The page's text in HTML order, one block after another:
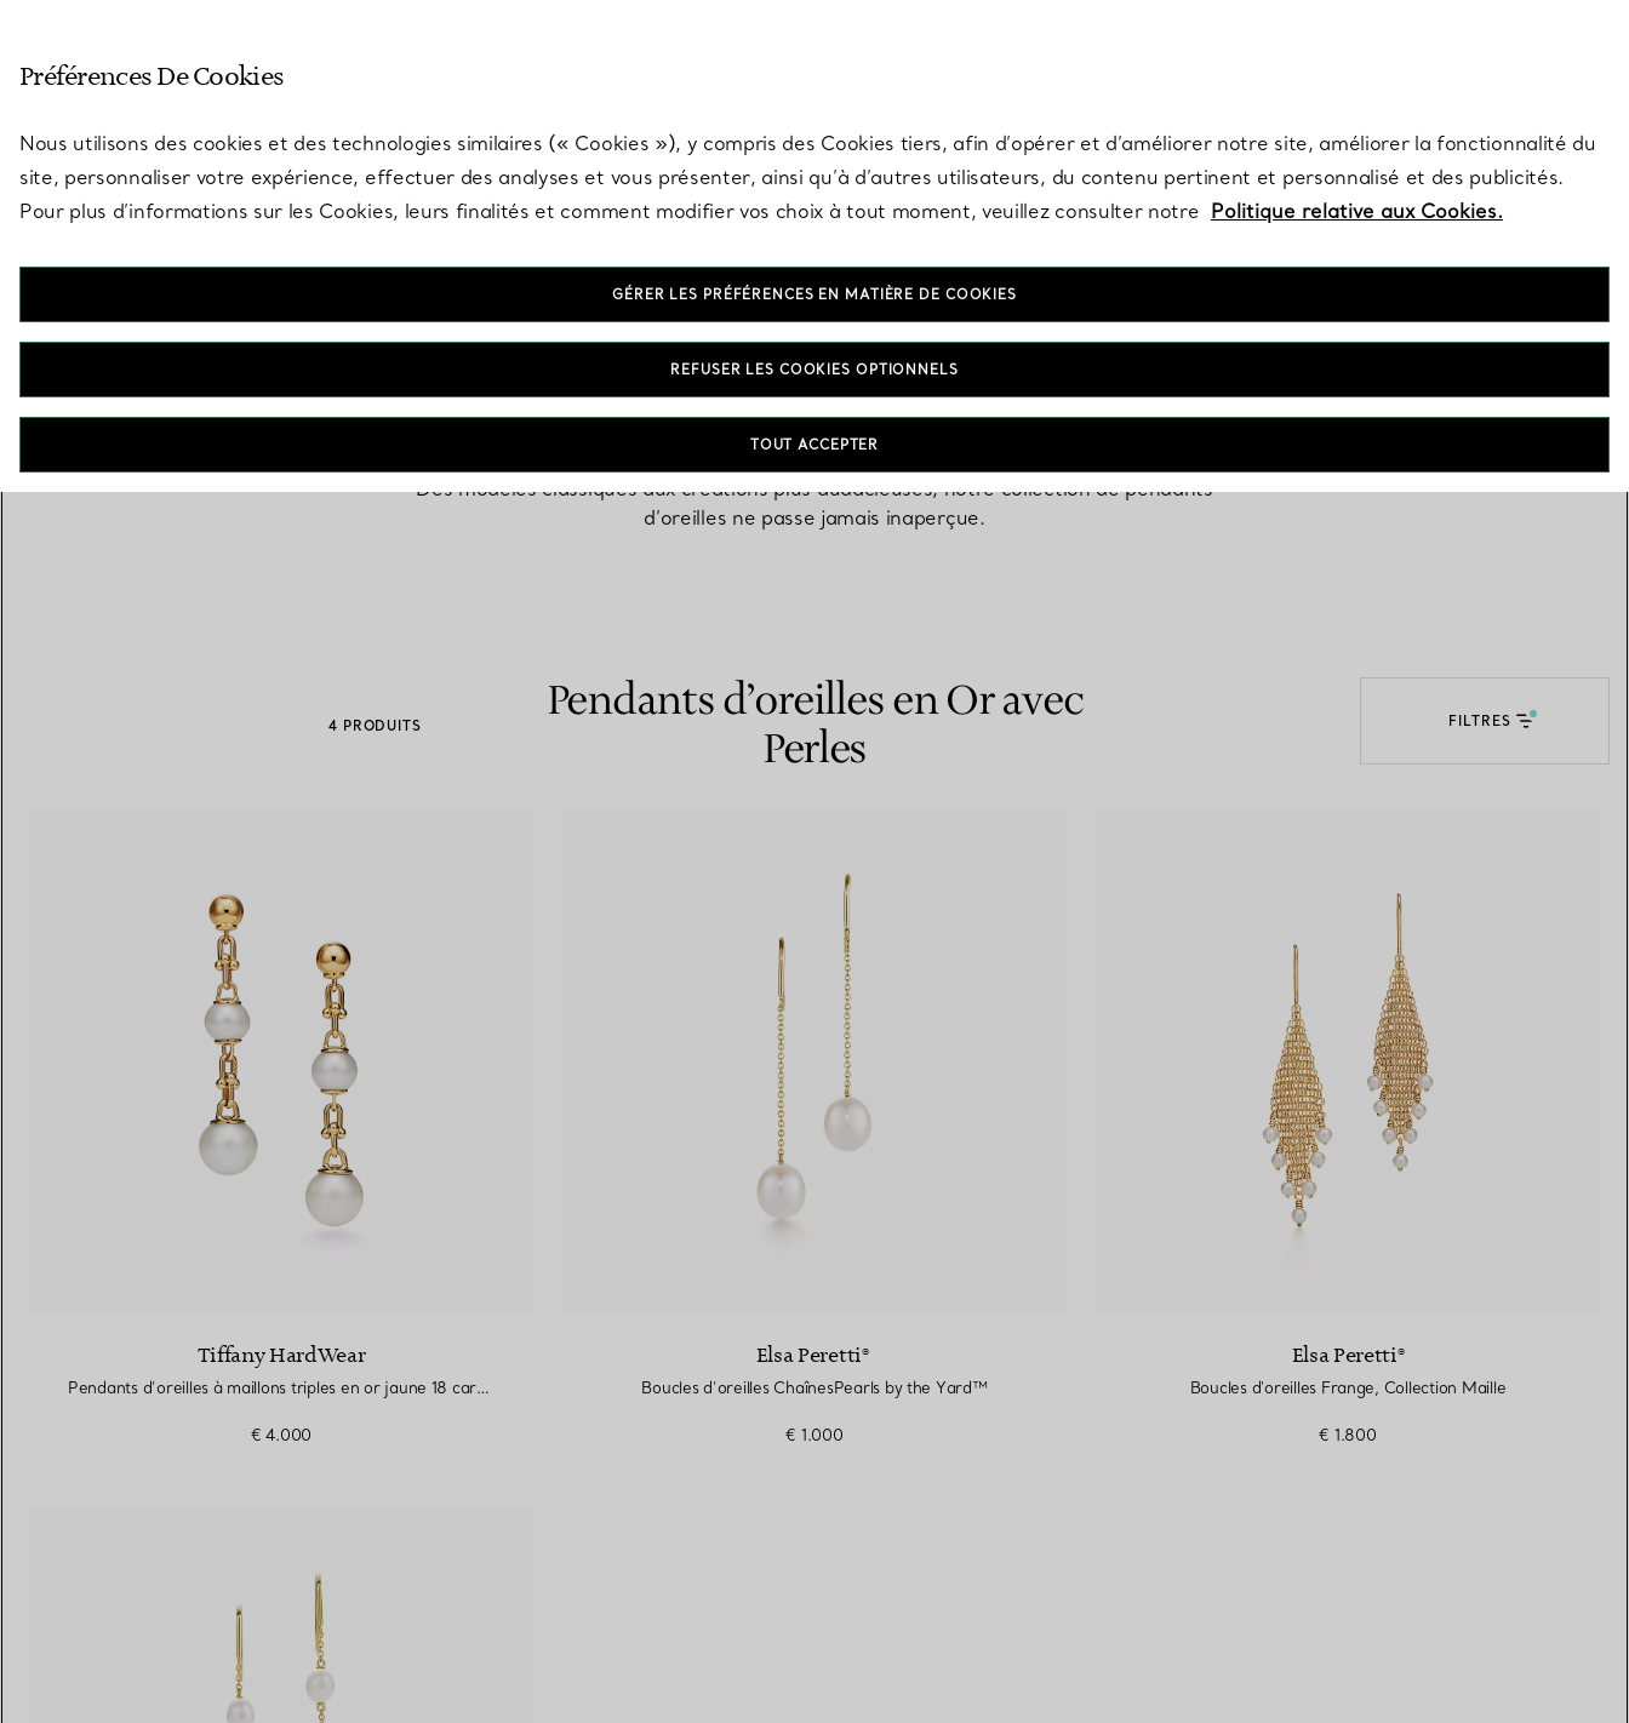
avec un expert en diamants Tiffany.
Pendants d’oreilles
Des modèles classiques aux créations plus audacieuses, notre collection de pendants
d’oreilles ne passe jamais inaperçue.
4 PRODUITS
Pendants d’oreilles en Or avec
Perles
FILTRES
Tiffany HardWear
Pendants d’oreilles à maillons triples en or jaune 18 carats et perles d’eau douce
€ 4.000
Elsa Peretti®
Boucles d’oreilles ChaînesPearls by the Yard™
€ 1.000
Elsa Peretti®
Boucles d'oreilles Frange, Collection Maille
€ 1.800
Préférences De Cookies
Nous utilisons des cookies et des technologies similaires (« Cookies »), y compris des Cookies tiers, afin d’opérer et d’améliorer notre site, améliorer la fonctionnalité du
site, personnaliser votre expérience, effectuer des analyses et vous présenter, ainsi qu’à d’autres utilisateurs, du contenu pertinent et personnalisé et des publicités.
Pour plus d’informations sur les Cookies, leurs finalités et comment modifier vos choix à tout moment, veuillez consulter notre Politique relative aux Cookies.
GÉRER LES PRÉFÉRENCES EN MATIÈRE DE COOKIES
REFUSER LES COOKIES OPTIONNELS
TOUT ACCEPTER